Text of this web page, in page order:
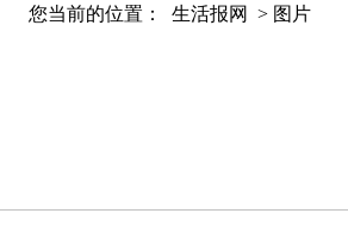
您当前的位置： 生活报网 > 图片